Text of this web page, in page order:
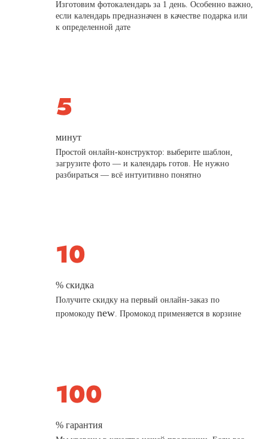
Изготовим фотокалендарь за 1 день. Особенно важно,
если календарь предназначен в качестве подарка или
к определенной дате
минут
Простой онлайн-конструктор: выберите шаблон,
загрузите фото — и календарь готов. Не нужно
разбираться — всё интуитивно понятно
% скидка
Получите скидку на первый онлайн-заказ по
промокодуnew. Промокод применяется в корзине
% гарантия